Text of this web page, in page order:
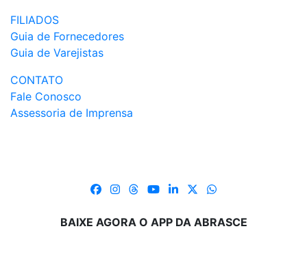
FILIADOS
Guia de Fornecedores
Guia de Varejistas
CONTATO
Fale Conosco
Assessoria de Imprensa
BAIXE AGORA O APP DA ABRASCE